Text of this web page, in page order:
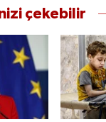
çekebilir